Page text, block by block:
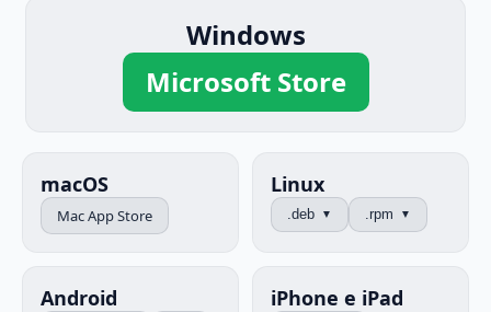
Windows
Microsoft Store
macOS
Mac App Store
Linux
.deb ▼ .rpm ▼
Android iPhone e iPad